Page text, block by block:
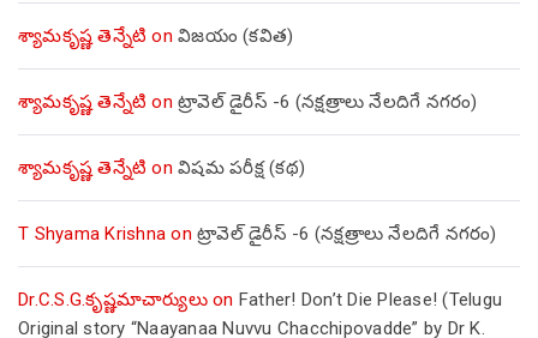
శ్యామకృష్ణ తెన్నేటి on విజయం (కవిత)
శ్యామకృష్ణ తెన్నేటి on ట్రావెల్ డైరీస్ -6 (నక్షత్రాలు నేలదిగే నగరం)
శ్యామకృష్ణ తెన్నేటి on విషమ పరీక్ష (క‌థ‌)
T Shyama Krishna on ట్రావెల్ డైరీస్ -6 (నక్షత్రాలు నేలదిగే నగరం)
Dr.C.S.G.కృష్ణమాచార్యులుon Father! Don’t Die Please! (Telugu
Original story “Naayanaa Nuvvu Chacchipovadde” by Dr K.